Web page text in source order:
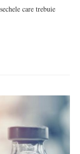
care trebuie